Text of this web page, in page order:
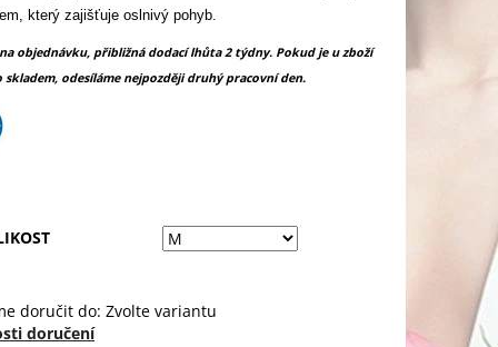
který zajišťuje oslnivý pohyb.
objednávku, přibližná dodací lhůta 2 týdny. Pokud je u zboží
skladem, odesíláme nejpozději druhý pracovní den.
doručit do: Zvolte variantu
doručení